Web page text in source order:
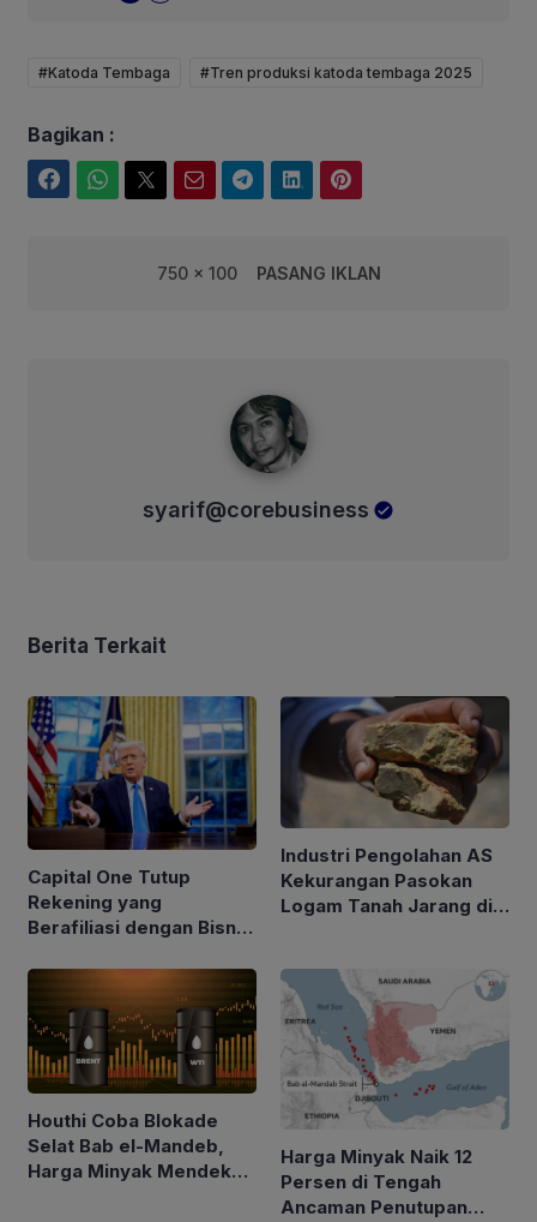
#Katoda Tembaga #Tren produksi katoda tembaga 2025
Bagikan :
750 x 100 PASANG IKLAN
syarif@corebusiness
Berita Terkait
Capital One Tutup
Rekening yang
Berafiliasi dengan Bisnis
Industri Pengolahan AS
Kekurangan Pasokan
Logam Tanah Jarang di
Houthi Coba Blokade
Selat Bab el-Mandeb,
Harga Minyak Mendekati
Harga Minyak Naik 12
Persen di Tengah
Ancaman Penutupan